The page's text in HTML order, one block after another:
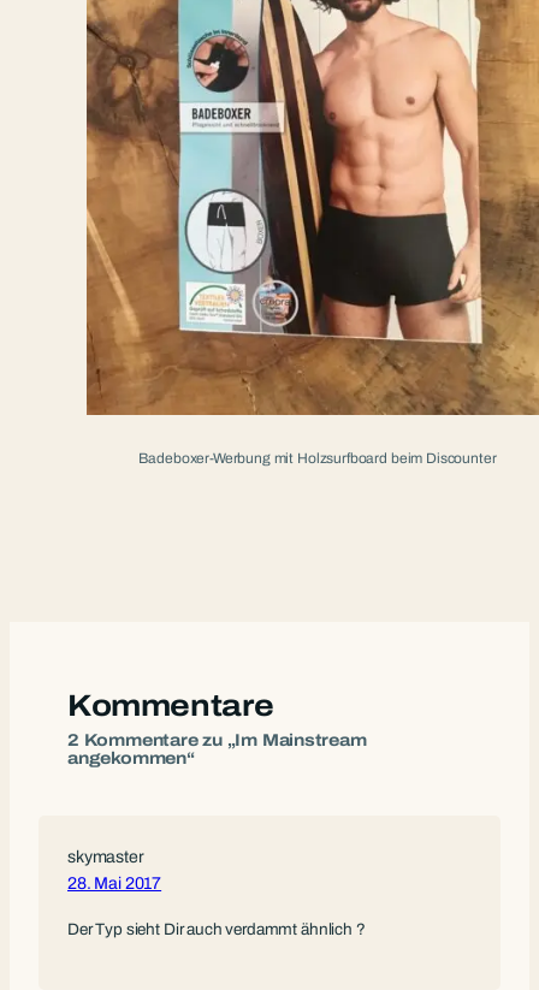
Badeboxer-Werbung mit Holzsurfboard beim Discounter
Kommentare
2 Kommentare zu „Im Mainstream
angekommen“
skymaster
28. Mai 2017
Der Typ sieht Dir auch verdammt ähnlich ?